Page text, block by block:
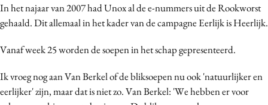
In het najaar van 2007 had Unox al de e-nummers uit de Rookworst
gehaald. Dit allemaal in het kader van de campagne Eerlijk is Heerlijk.
Vanaf week 25 worden de soepen in het schap gepresenteerd.
Ik vroeg nog aan Van Berkel of de bliksoepen nu ook 'natuurlijker en
eerlijker' zijn, maar dat is niet zo. Van Berkel: 'We hebben er voor